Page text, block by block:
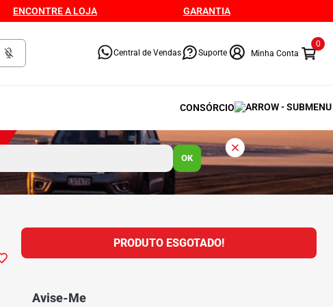
ENCONTRE A LOJA GARANTIA
Central de Vendas Suporte
0
CONSÓRCIO
OK
PRODUTO ESGOTADO!
Avise-Me